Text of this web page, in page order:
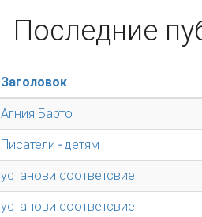
Последние
Заголовок
Агния Барто
Писатели - детям
установи соответсвие
установи соответсвие